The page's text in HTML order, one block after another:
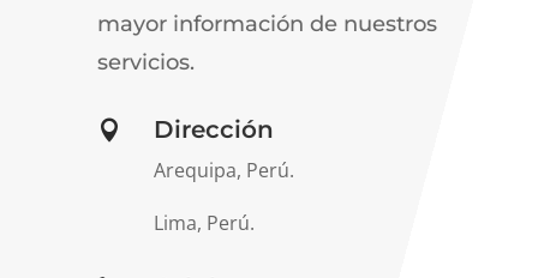
mayor información de nuestros
servicios.
 Dirección
Arequipa, Perú.
Lima, Perú.